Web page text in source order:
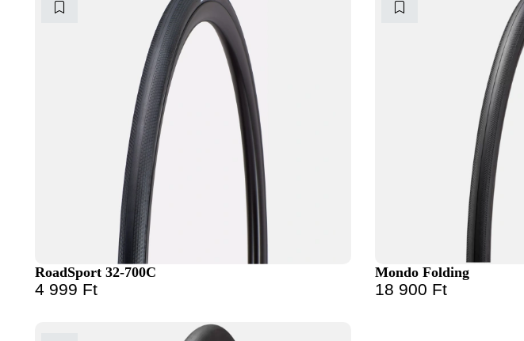
RoadSport 32-700C
4 999 Ft
Mondo Folding
18 900 Ft